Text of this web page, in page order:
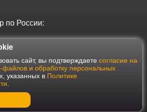
по России:
работает в соответствии с требованиями
от 27 июля 2006 года №152-ФЗ "О персональных
на сайте Мебеласка возможно только при
обработку Ваших персональных данных. Для
и его взаимодействия с пользователями мы
Продолжая пользоваться сайтом, вы
с использованием cookie.
сайт, вы подтверждаете согласие на
и обработку персональных
указанных в Политике